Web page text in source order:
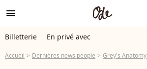
menu
Billetterie En privé avec
Accueil Dernières news people Grey's Anatomy